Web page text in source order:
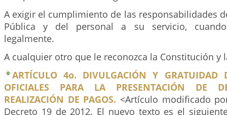
A exigir el cumplimiento de las responsabilidades
Pública y del personal a su servicio,
legalmente.
A cualquier otro que le reconozca la Constitución y
ARTÍCULO 4o. DIVULGACIÓN Y GRATUIDAD
OFICIALES PARA LA PRESENTACIÓN DE
REALIZACIÓN DE PAGOS. <Artículo modificado
Decreto 19 de 2012. El nuevo texto es el